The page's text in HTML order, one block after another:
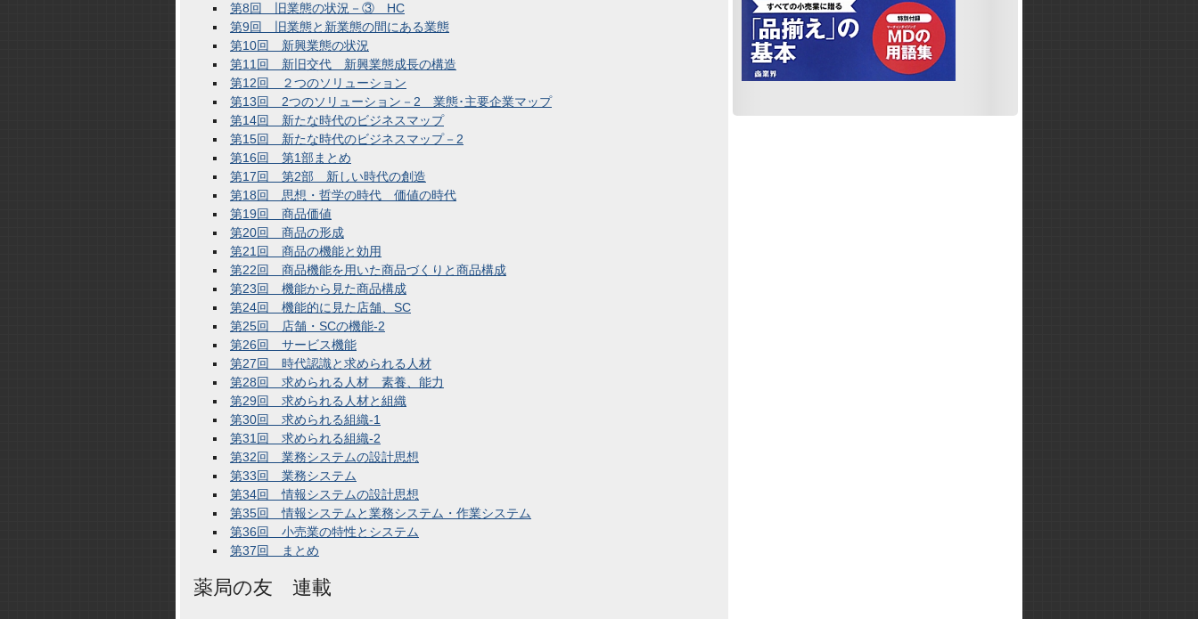
第8回 旧業態の状況－③ HC
第9回 旧業態と新業態の間にある業態
第10回 新興業態の状況
第11回 新旧交代 新興業態成長の構造
第12回 ２つのソリューション
第13回 2つのソリューション－2 業態･主要企業マップ
第14回 新たな時代のビジネスマップ
第15回 新たな時代のビジネスマップ－2
第16回 第1部まとめ
第17回 第2部 新しい時代の創造
第18回 思想・哲学の時代 価値の時代
第19回 商品価値
第20回 商品の形成
第21回 商品の機能と効用
第22回 商品機能を用いた商品づくりと商品構成
第23回 機能から見た商品構成
第24回 機能的に見た店舗、SC
第25回 店舗・SCの機能-2
第26回 サービス機能
第27回 時代認識と求められる人材
第28回 求められる人材 素養、能力
第29回 求められる人材と組織
第30回 求められる組織-1
第31回 求められる組織-2
第32回 業務システムの設計思想
第33回 業務システム
第34回 情報システムの設計思想
第35回 情報システムと業務システム・作業システム
第36回 小売業の特性とシステム
第37回 まとめ
薬局の友 連載